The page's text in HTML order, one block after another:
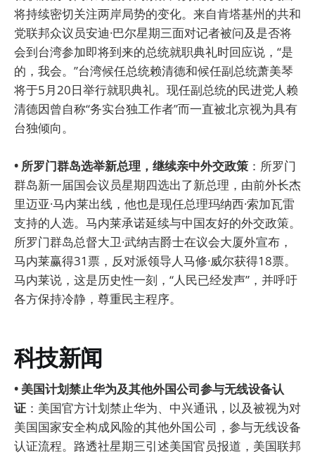
将持续密切关注两岸局势的变化。来自肯塔基州的共和
党联邦众议员安迪·巴尔星期三面对记者被问及是否将
会到台湾参加即将到来的总统就职典礼时回应说，“是
的，我会。”台湾候任总统赖清德和候任副总统萧美琴
将于5月20日举行就职典礼。现任副总统的民进党人赖
清德因曾自称“务实台独工作者”而一直被北京视为具有
台独倾向。
• 所罗门群岛选举新总理，继续亲中外交政策 ：所罗门
群岛新一届国会议员星期四选出了新总理，由前外长杰
里迈亚·马内莱出线，他也是现任总理玛纳西·索加瓦雷
支持的人选。马内莱承诺延续与中国友好的外交政策。
所罗门群岛总督大卫·武纳吉爵士在议会大厦外宣布，
马内莱赢得31票，反对派领导人马修·威尔获得18票。
马内莱说，这是历史性一刻，“人民已经发声”，并呼吁
各方保持冷静，尊重民主程序。
科技新闻
• 美国计划禁止华为及其他外国公司参与无线设备认
证 ：美国官方计划禁止华为、中兴通讯，以及被视为对
美国国家安全构成风险的其他外国公司，参与无线设备
认证流程。路透社星期三引述美国官员报道，美国联邦